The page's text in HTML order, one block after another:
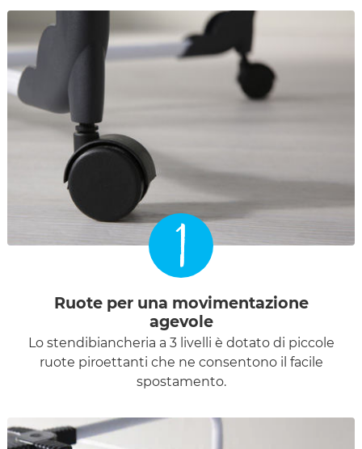
1
Ruote per una movimentazione
agevole
Lo stendibiancheria a 3 livelli è dotato di piccole
ruote piroettanti che ne consentono il facile
spostamento.